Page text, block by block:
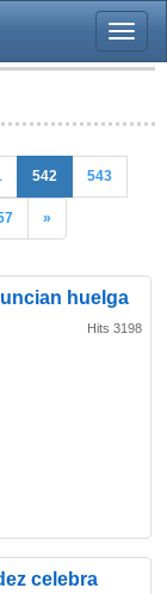
Toggle
542 543
»
huelga
Hits 3198
celebra